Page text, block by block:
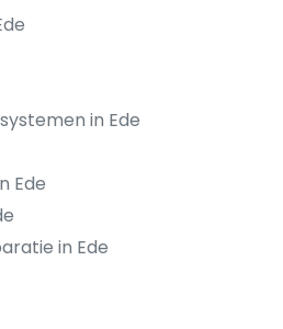
in Ede
Ede
in Ede